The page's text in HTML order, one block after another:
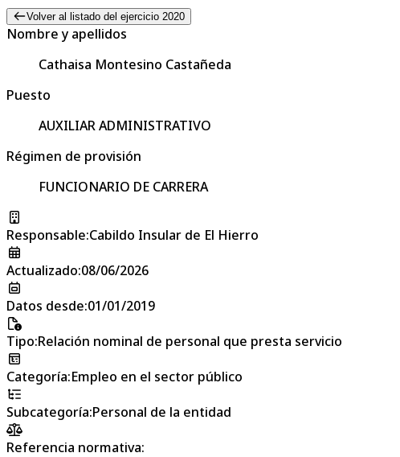
Volver al listado del ejercicio 2020
Nombre y apellidos
Cathaisa Montesino Castañeda
Puesto
AUXILIAR ADMINISTRATIVO
Régimen de provisión
FUNCIONARIO DE CARRERA
Responsable:Cabildo Insular de El Hierro
Actualizado:08/06/2026
Datos desde:01/01/2019
Tipo:Relación nominal de personal que presta servicio
Categoría:Empleo en el sector público
Subcategoría:Personal de la entidad
Referencia normativa: